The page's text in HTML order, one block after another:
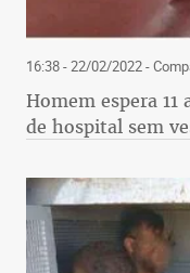
16:38 - 22/02/2022-
Homem espera
de hospital sem